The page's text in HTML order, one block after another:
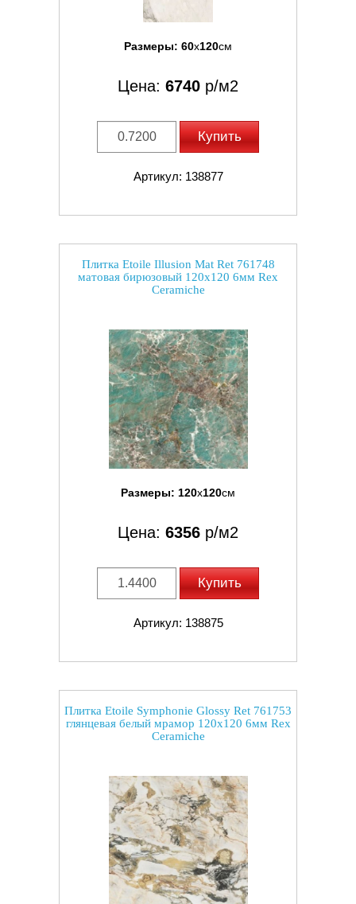
Размеры: 60x120см
Цена: 6740 р/м2
Купить
Артикул: 138877
Плитка Etoile Illusion Mat Ret 761748
матовая бирюзовый 120x120 6мм Rex
Ceramiche
Размеры: 120x120см
Цена: 6356 р/м2
Купить
Артикул: 138875
Плитка Etoile Symphonie Glossy Ret 761753
глянцевая белый мрамор 120x120 6мм Rex
Ceramiche